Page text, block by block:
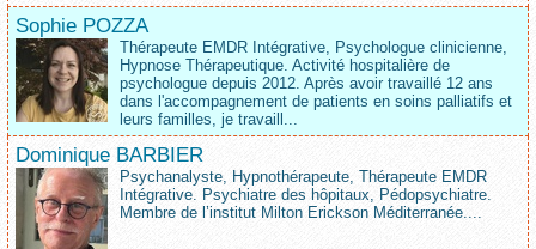
Sophie POZZA
Thérapeute EMDR Intégrative, Psychologue clinicienne,
Hypnose Thérapeutique. Activité hospitalière de
psychologue depuis 2012. Après avoir travaillé 12 ans
dans l'accompagnement de patients en soins palliatifs et
leurs familles, je travaill...
Dominique BARBIER
Psychanalyste, Hypnothérapeute, Thérapeute EMDR
Intégrative. Psychiatre des hôpitaux, Pédopsychiatre.
Membre de l’institut Milton Erickson Méditerranée....